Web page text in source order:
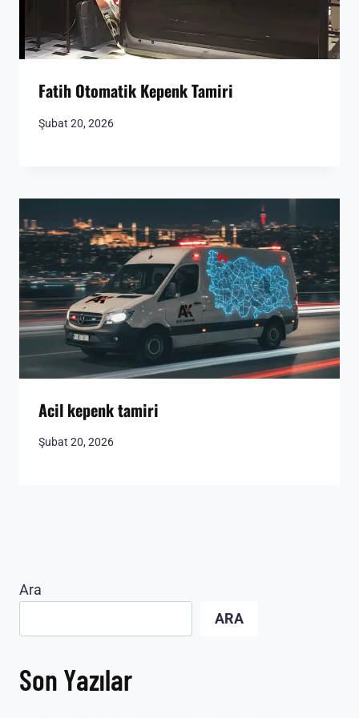
Fatih Otomatik Kepenk Tamiri
Şubat 20, 2026
Acil kepenk tamiri
Şubat 20, 2026
Ara
ARA
Son Yazılar